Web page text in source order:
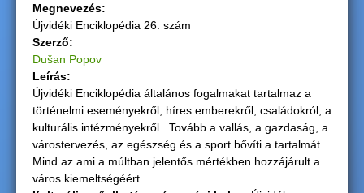
n
l
e
g
i
Megnevezés:
Újvidéki Enciklopédia 26. szám
Szerző:
Dušan Popov
Leírás:
Újvidéki Enciklopédia általános fogalmakat tartalmaz a
történelmi eseményekről, híres emberekről, családokról, a
kulturális intézményekről . Tovább a vallás, a gazdaság, a
várostervezés, az egészség és a sport bővíti a tartalmát.
Mind az ami a múltban jelentős mértékben hozzájárult a
város kiemeltségéért.